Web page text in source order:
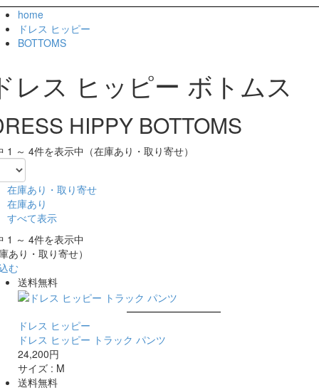
home
ドレス ヒッピー
BOTTOMS
レス ヒッピー ボトムス
HIPPY BOTTOMS
1 ～ 4件を表示中（在庫あり・取り寄せ）
在庫あり・取り寄せ
在庫あり
すべて表示
1 ～ 4件を表示中
あり・取り寄せ）
む
送料無料
ドレス ヒッピー
ドレス ヒッピー トラック パンツ
24,200円
サイズ : M
送料無料